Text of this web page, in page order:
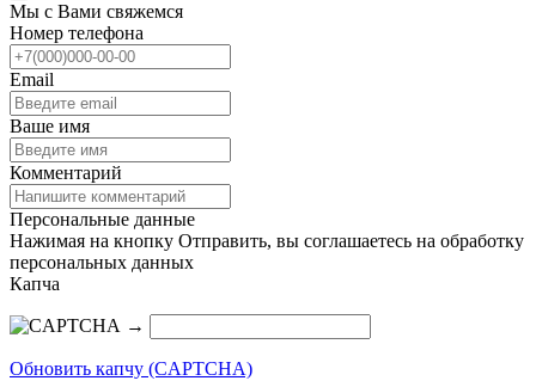
Мы с Вами свяжемся
Номер телефона
Email
Ваше имя
Комментарий
Персональные данные
Нажимая на кнопку Отправить, вы соглашаетесь на обработку
персональных данных
Капча
→
Обновить капчу (CAPTCHA)